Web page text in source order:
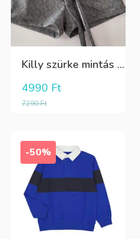
Killy szürke mintás rövidnadrág
7290Ft
4990 Ft
-50%